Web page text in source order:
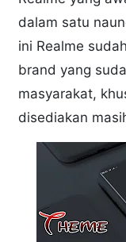
dalam satu
ini Realme
brand yang
masyarakat,
disediakan